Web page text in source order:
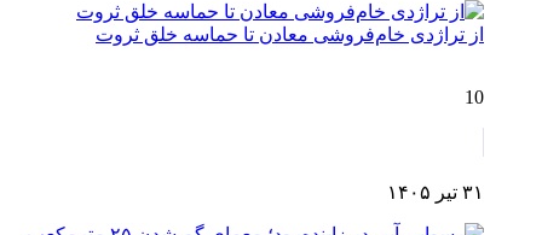
از تراژدی خام‌فروشی معادن تا حماسه خلق ثروت
10
۳۱ تیر ۱۴۰۵